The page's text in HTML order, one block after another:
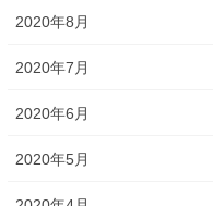
2020年8月
2020年7月
2020年6月
2020年5月